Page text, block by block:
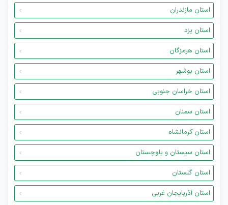
استان مازندران
استان یزد
استان هرمزگان
استان بوشهر
استان خراسان جنوبی
استان سمنان
استان کرمانشاه
استان سیستان و بلوچستان
استان گلستان
استان آذربایجان غربی